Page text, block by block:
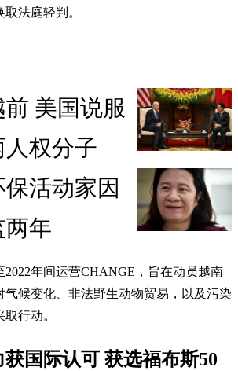
法庭轻判。
美国说服
人权分子
活动家因
两年
2022年间运营CHANGE，旨在动员越南
气候变化、非法野生动物贸易，以及污染
行动。
国际认可 获选福布斯50